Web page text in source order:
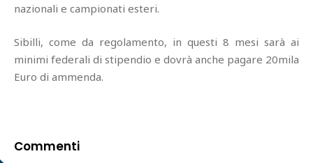
nazionali e campionati esteri.
Sibilli, come da regolamento, in questi 8 mesi sarà ai
minimi federali di stipendio e dovrà anche pagare 20mila
Euro di ammenda.
Commenti